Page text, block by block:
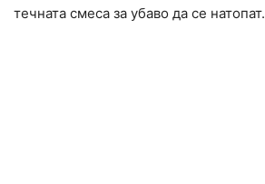
течната смеса за убаво да се натопат.